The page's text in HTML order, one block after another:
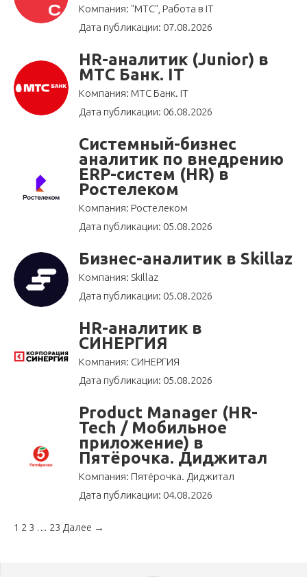
Компания: "МТС", Работа в IT
Дата публикации: 07.08.2026
HR-аналитик (Junior) в
МТС Банк. IT
Компания: МТС Банк. IT
Дата публикации: 06.08.2026
Системный-бизнес
аналитик по внедрению
ERP-систем (HR) в
Ростелеком
Компания: Ростелеком
Дата публикации: 05.08.2026
Бизнес-аналитик в Skillaz
Компания: Skillaz
Дата публикации: 05.08.2026
HR-аналитик в
СИНЕРГИЯ
Компания: СИНЕРГИЯ
Дата публикации: 05.08.2026
Product Manager (HR-
Tech / Мобильное
приложение) в
Пятёрочка. Диджитал
Компания: Пятёрочка. Диджитал
Дата публикации: 04.08.2026
1 2 3 … 23 Далее →